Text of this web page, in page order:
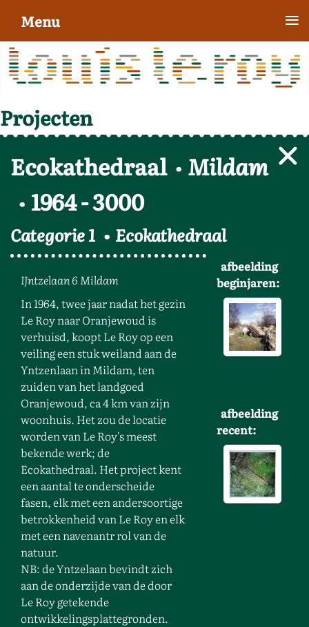
Projecten
Ecokathedraal
Mildam
1964-3000
Categorie 1 Ecokathedraal
IJntzelaan 6 Mildam
In 1964, twee jaar nadat het gezin
Le Roy naar Oranjewoud is
verhuisd, koopt Le Roy op een
veiling een stuk weiland aan de
Yntzenlaan in Mildam, ten
zuiden van het landgoed
Oranjewoud, ca 4 km van zijn
woonhuis. Het zou de locatie
worden van Le Roy's meest
bekende werk; de
Ecokathedraal. Het project kent
een aantal te onderscheide
fasen, elk met een andersoortige
betrokkenheid van Le Roy en elk
met een navenantr rol van de
natuur.
NB: de Yntzelaan bevindt zich
aan de onderzijde van de door
Le Roy getekende
ontwikkelingsplattegronden.
afbeelding
beginjaren:
afbeelding
recent:
Menu ≡